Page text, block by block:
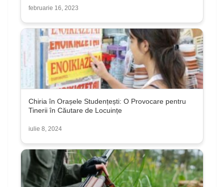
februarie 16, 2023
Chiria în Orașele Studențești: O Provocare pentru
Tinerii în Căutare de Locuințe
iulie 8, 2024